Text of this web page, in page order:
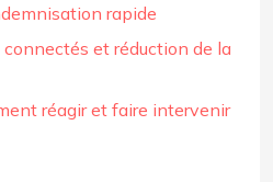
rapide
et réduction de la
réagir et faire intervenir